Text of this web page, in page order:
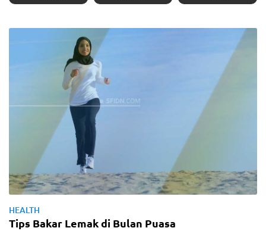
HEALTH
Tips Bakar Lemak di Bulan Puasa